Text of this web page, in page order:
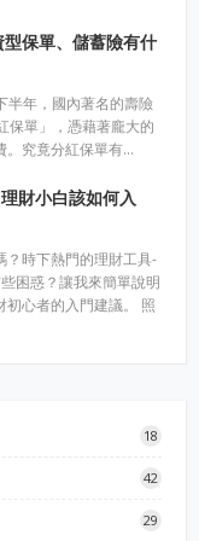
保單、儲蓄險有什
半年，國內著名的壽險
保單」，憑藉著龐大的
。究竟分紅保單有…
財小白該如何入
？時下熱門的理財工具-
困惑？讓我來簡單說明
初心者的入門建議。 照
18
42
29